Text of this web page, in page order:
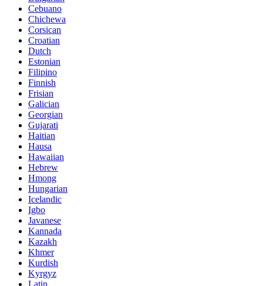
Cebuano
Chichewa
Corsican
Croatian
Dutch
Estonian
Filipino
Finnish
Frisian
Galician
Georgian
Gujarati
Haitian
Hausa
Hawaiian
Hebrew
Hmong
Hungarian
Icelandic
Igbo
Javanese
Kannada
Kazakh
Khmer
Kurdish
Kyrgyz
Latin